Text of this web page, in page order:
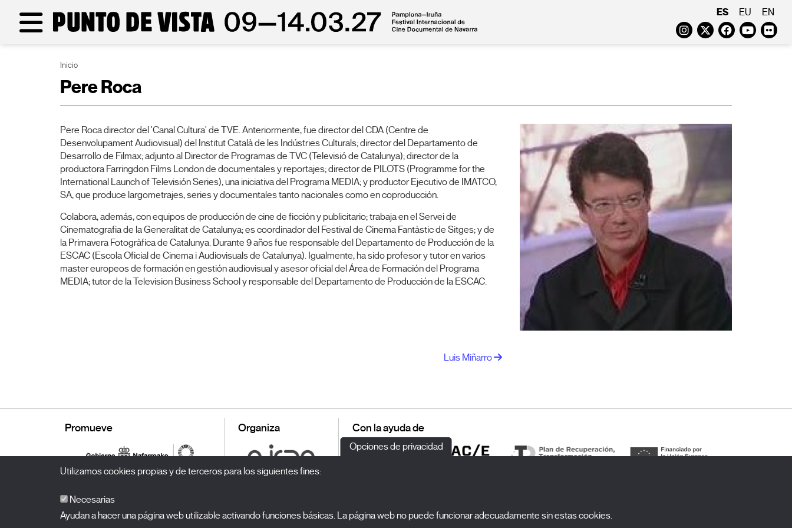
ES EU EN
Instagram
Twitter
Inicio
Pere Roca
Pere Roca director del 'Canal Cultura' de TVE. Anteriormente, fue director del CDA (Centre de
Desenvolupament Audiovisual) del Institut Català de les Indústries Culturals; director del Departamento de
Desarrollo de Filmax; adjunto al Director de Programas de TVC (Televisió de Catalunya); director de la
productora Farringdon Films London de documentales y reportajes; director de PILOTS (Programme for the
International Launch of Televisión Series), una iniciativa del Programa MEDIA; y productor Ejecutivo de IMATCO,
SA, que produce largometrajes, series y documentales tanto nacionales como en coproducción.
Colabora, además, con equipos de producción de cine de ficción y publicitario; trabaja en el Servei de
Cinematografia de la Generalitat de Catalunya; es coordinador del Festival de Cinema Fantàstic de Sitges; y de
la Primavera Fotogràfica de Catalunya. Durante 9 años fue responsable del Departamento de Producción de la
ESCAC (Escola Oficial de Cinema i Audiovisuals de Catalunya). Igualmente, ha sido profesor y tutor en varios
master europeos de formación en gestión audiovisual y asesor oficial del Área de Formación del Programa
MEDIA; tutor de la Television Business School y responsable del Departamento de Producción de la ESCAC.
Luis Miñarro
Promueve Organiza Con la ayuda de
Opciones de privacidad
Utilizamos cookies propias y de terceros para los siguientes fines:
Necesarias
Ayudan a hacer una página web utilizable activando funciones básicas. La página web no puede funcionar adecuadamente sin estas cookies.